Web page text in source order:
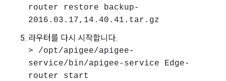
router restore backup-
2016.03.17,14.40.41.tar.gz
라우터를 다시 시작합니다.
> /opt/apigee/apigee-
service/bin/apigee-service Edge-
router start